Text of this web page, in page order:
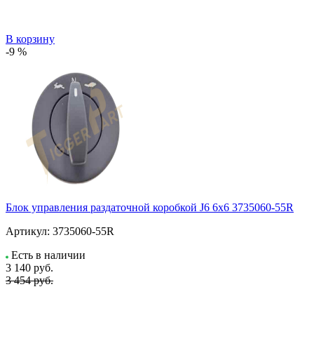
В корзину
-9 %
Блок управления раздаточной коробкой J6 6x6 3735060-55R
Артикул: 3735060-55R
Есть в наличии
3 140 руб.
3 454 руб.